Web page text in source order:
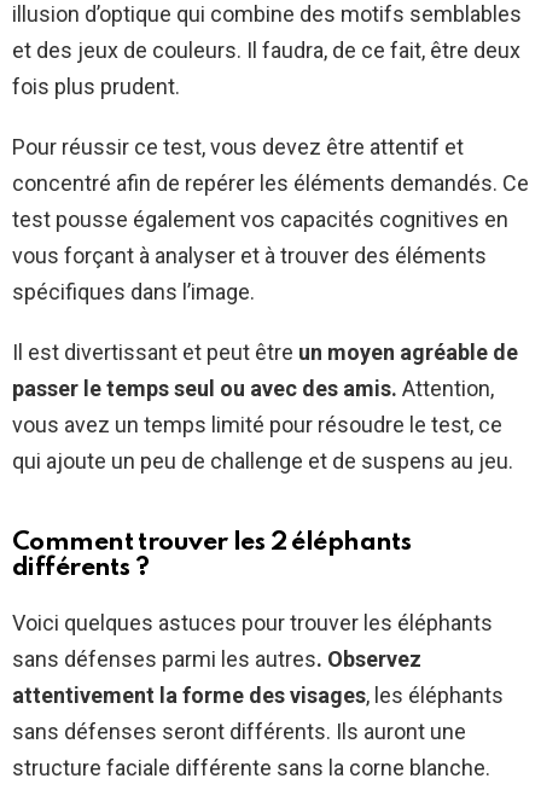
illusion d’optique qui combine des motifs semblables
et des jeux de couleurs. Il faudra, de ce fait, être deux
fois plus prudent.
Pour réussir ce test, vous devez être attentif et
concentré afin de repérer les éléments demandés. Ce
test pousse également vos capacités cognitives en
vous forçant à analyser et à trouver des éléments
spécifiques dans l’image.
Il est divertissant et peut être un moyen agréable de
passer le temps seul ou avec des amis. Attention,
vous avez un temps limité pour résoudre le test, ce
qui ajoute un peu de challenge et de suspens au jeu.
Comment trouver les 2 éléphants
différents ?
Voici quelques astuces pour trouver les éléphants
sans défenses parmi les autres. Observez
attentivement la forme des visages, les éléphants
sans défenses seront différents. Ils auront une
structure faciale différente sans la corne blanche.